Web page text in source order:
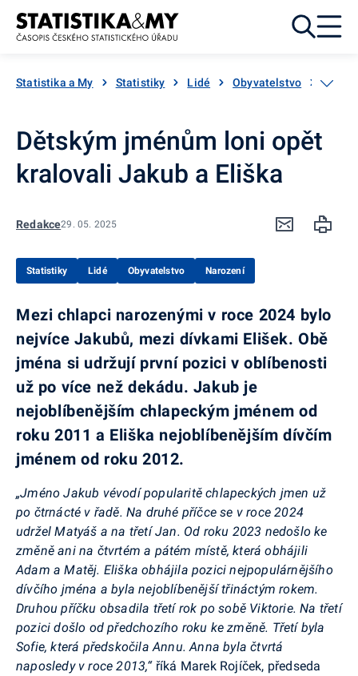
Přejít k obsahu
Statistika a My Statistiky Lidé Obyvatelstvo
Dětským jménům loni opět
kralovali Jakub a Eliška
Redakce29. 05. 2025
Statistiky Lidé Obyvatelstvo Narození
Mezi chlapci narozenými v roce 2024 bylo
nejvíce Jakubů, mezi dívkami Elišek. Obě
jména si udržují první pozici v oblíbenosti
už po více než dekádu. Jakub je
nejoblíbenějším chlapeckým jménem od
roku 2011 a Eliška nejoblíbenějším dívčím
jménem od roku 2012.
„Jméno Jakub vévodí popularitě chlapeckých jmen už
po čtrnácté v řadě. Na druhé příčce se v roce 2024
udržel Matyáš a na třetí Jan. Od roku 2023 nedošlo ke
změně ani na čtvrtém a pátém místě, která obhájili
Adam a Matěj. Eliška obhájila pozici nejpopulárnějšího
dívčího jména a byla nejoblíbenější třináctým rokem.
Druhou příčku obsadila třetí rok po sobě Viktorie. Na třetí
pozici došlo od předchozího roku ke změně. Třetí byla
Sofie, která předskočila Annu. Anna byla čtvrtá
naposledy v roce 2013,“říká Marek Rojíček, předseda